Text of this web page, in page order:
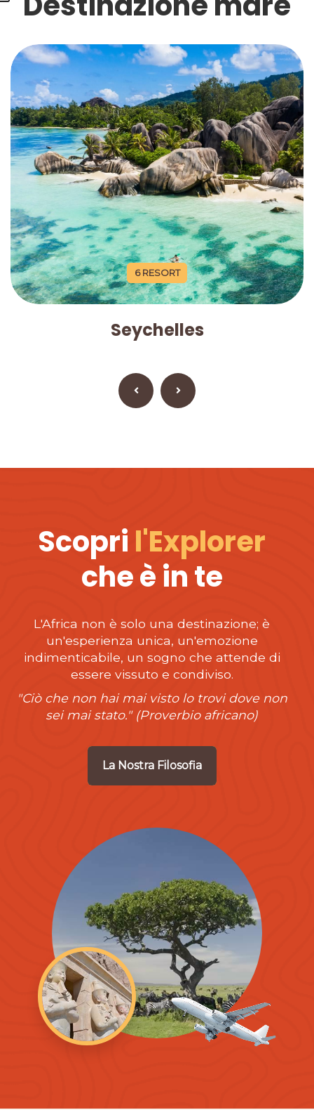
6 RESORT
Seychelles
Scopri l'Explorer
che è in te
L'Africa non è solo una destinazione; è
un'esperienza unica, un'emozione
indimenticabile, un sogno che attende di
essere vissuto e condiviso.
"Ciò che non hai mai visto lo trovi dove non
sei mai stato." (Proverbio africano)
La Nostra Filosofia